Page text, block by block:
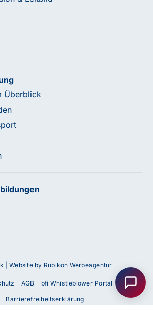
für Sie da! Nehmen Sie jetzt
– wir freuen uns auf Ihre Anfrage.
Überblick
|Website by Rubikon Werbeagentur
AGB bfi Whistleblower Portal
Barrierefreiheitserklärung